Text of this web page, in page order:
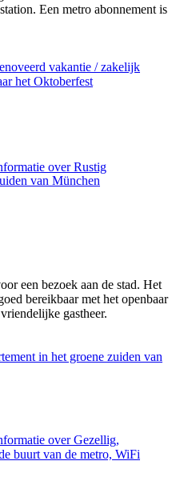
Een metro abonnement is
vakantie / zakelijk
het Oktoberfest
over Rustig
van München
een bezoek aan de stad. Het
bereikbaar met het openbaar
gastheer.
in het groene zuiden van
over Gezellig,
buurt van de metro, WiFi